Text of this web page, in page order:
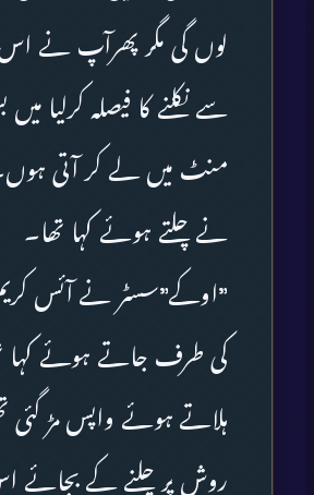
لوں گی مگر پھرآپ نے
سے نکلنے کا فیصلہ کرلیا
منٹ میں لے کر آتی
نے چلتے ہوئے کہا تھا۔
”اوکے”سسٹر نے آئس
کی طرف جاتے ہوئے کہا
ہلاتے ہوئے واپس مڑ گئی
روش پر چلنے کے بجائے